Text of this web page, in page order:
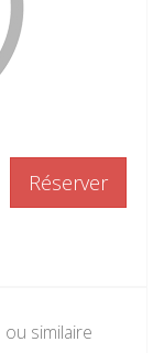
Réserver
ou similaire